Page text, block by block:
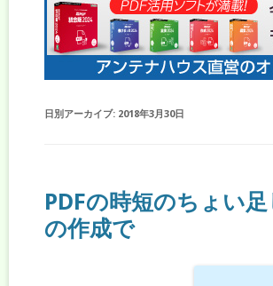
日別アーカイブ: 2018年3月30日
PDFの時短のちょい
の作成で